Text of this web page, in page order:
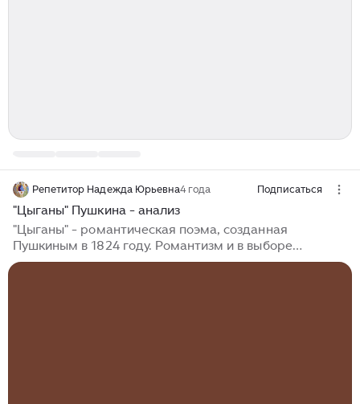
Репетитор Надежда Юрьевна4 года Подписаться
"Цыганы" Пушкина - анализ
"Цыганы" - романтическая поэма, созданная
Пушкиным в 1824 году. Романтизм и в выборе
экзотической обстановки, и в изображении сильных